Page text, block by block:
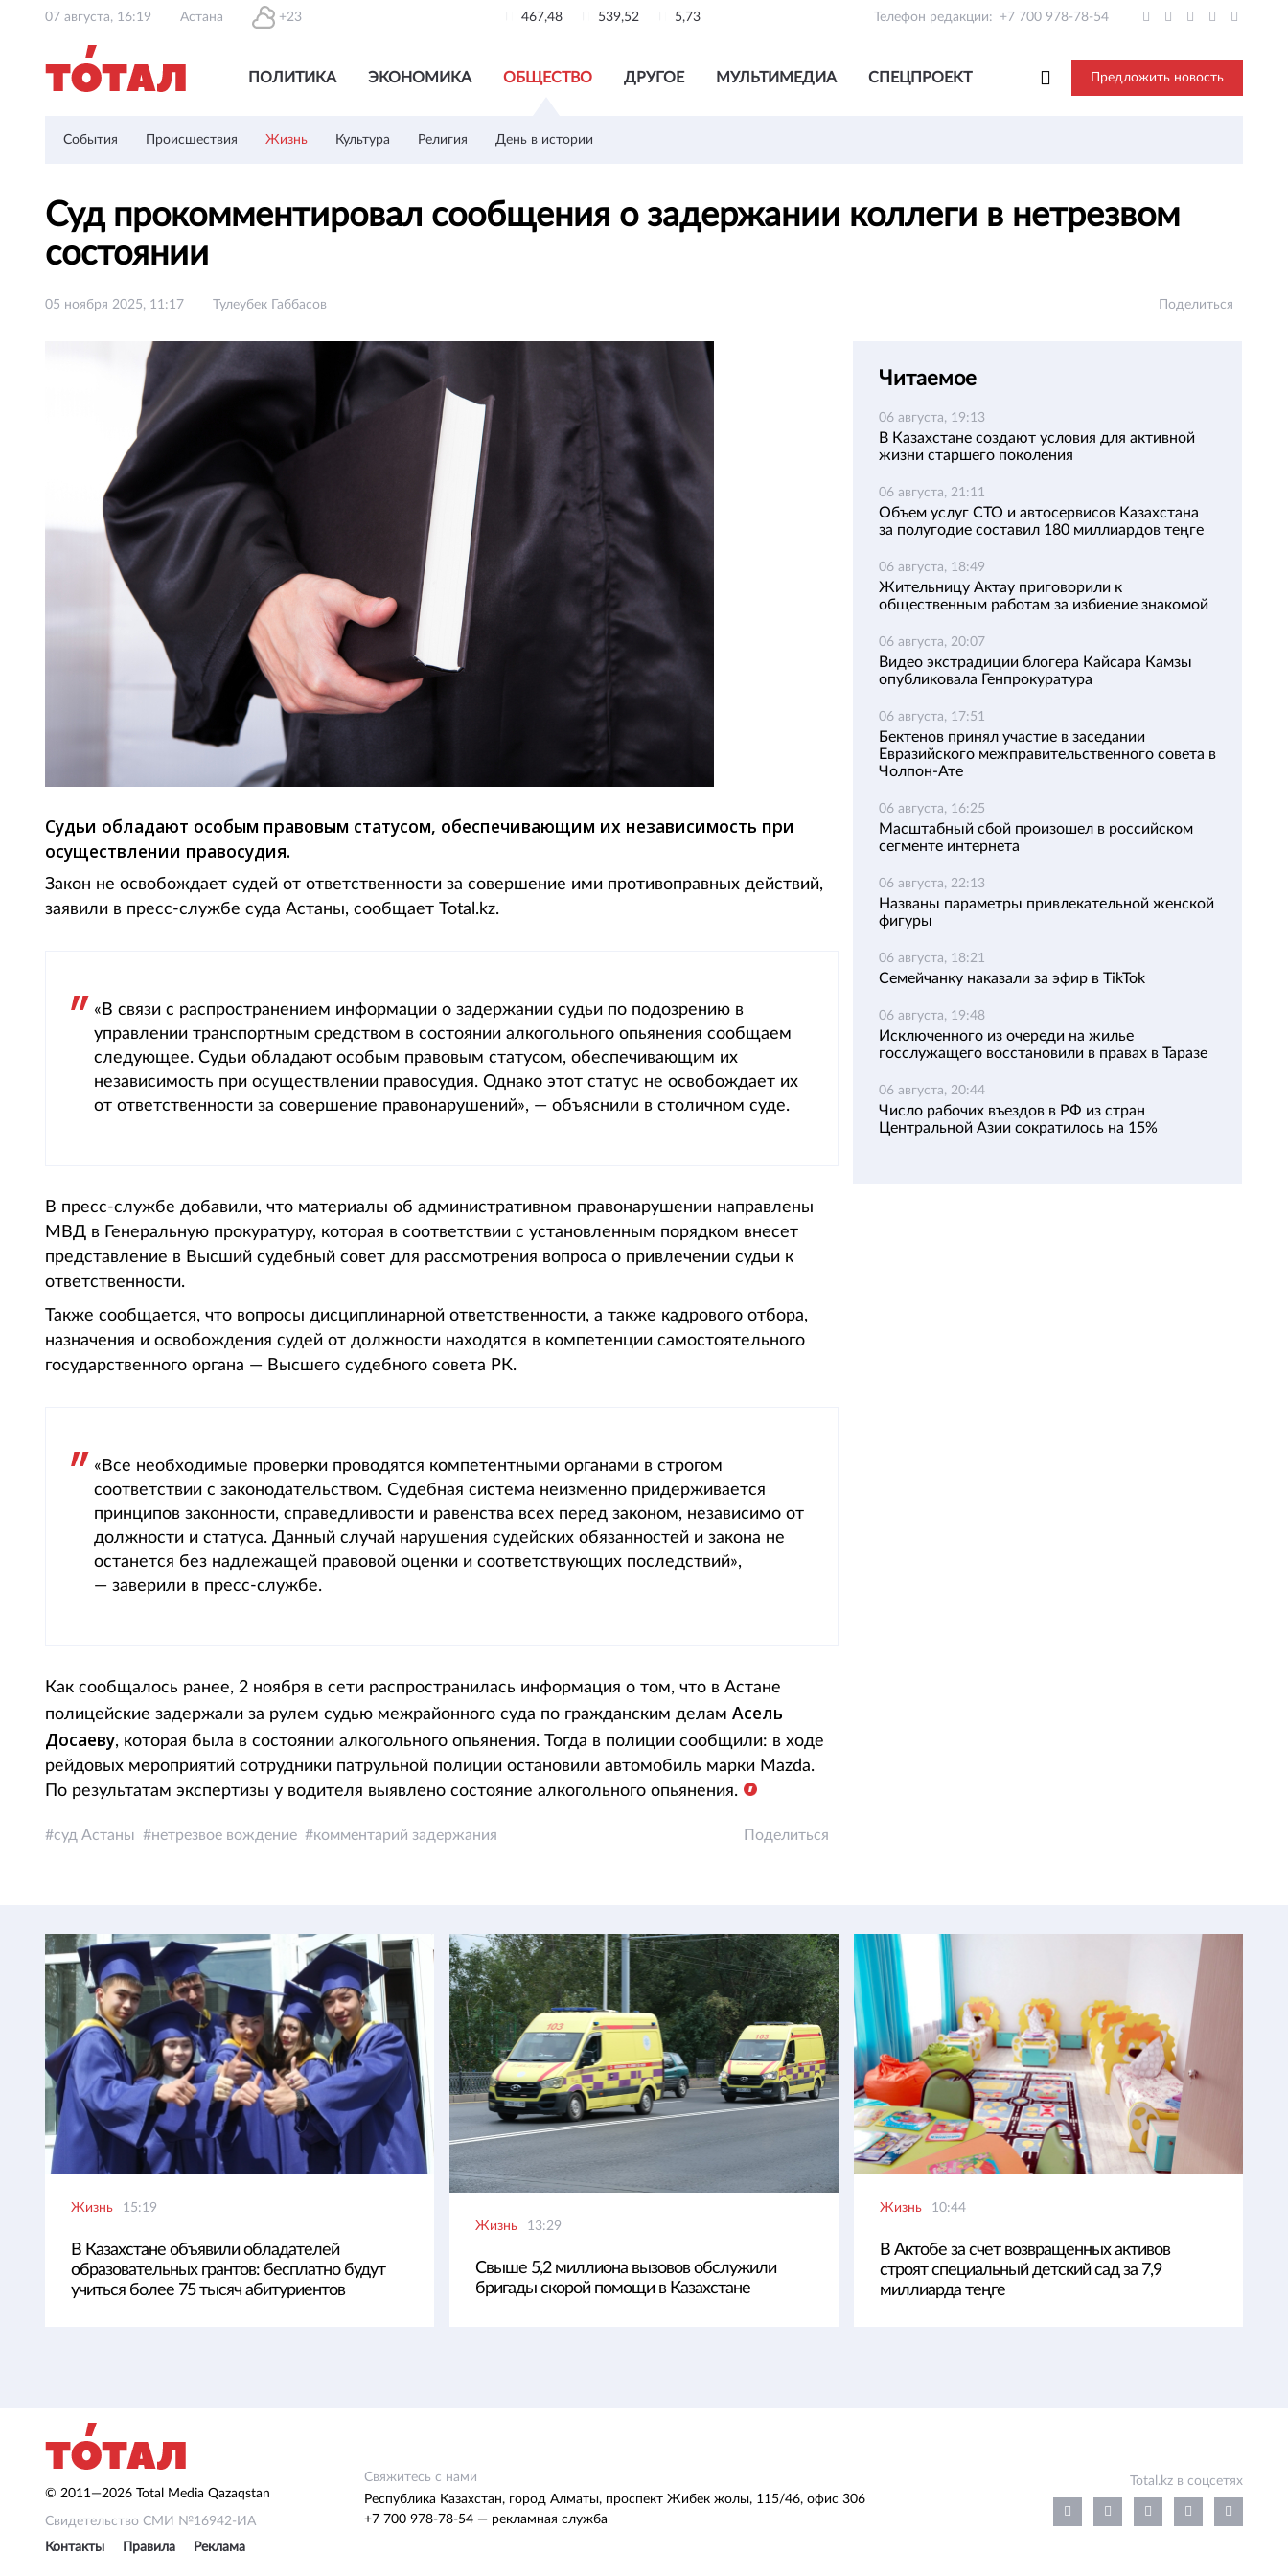
07 августа, 16:19 Астана +23 467,48 539,52 5,73 Телефон редакции: +7 700 978-78-54
ПОЛИТИКА ЭКОНОМИКА ОБЩЕСТВО ДРУГОЕ МУЛЬТИМЕДИА СПЕЦПРОЕКТ Предложить новость
События Происшествия Жизнь Культура Религия День в истории
Суд прокомментировал сообщения о задержании коллеги в нетрезвом
состоянии
05 ноября 2025, 11:17 Тулеубек Габбасов Поделиться
Судьи обладают особым правовым статусом, обеспечивающим их независимость при
осуществлении правосудия.
Закон не освобождает судей от ответственности за совершение ими противоправных действий,
заявили в пресс-службе суда Астаны, сообщает Total.kz.
«В связи с распространением информации о задержании судьи по подозрению в
управлении транспортным средством в состоянии алкогольного опьянения сообщаем
следующее. Судьи обладают особым правовым статусом, обеспечивающим их
независимость при осуществлении правосудия. Однако этот статус не освобождает их
от ответственности за совершение правонарушений», — объяснили в столичном суде.
В пресс-службе добавили, что материалы об административном правонарушении направлены
МВД в Генеральную прокуратуру, которая в соответствии с установленным порядком внесет
представление в Высший судебный совет для рассмотрения вопроса о привлечении судьи к
ответственности.
Также сообщается, что вопросы дисциплинарной ответственности, а также кадрового отбора,
назначения и освобождения судей от должности находятся в компетенции самостоятельного
государственного органа — Высшего судебного совета РК.
«Все необходимые проверки проводятся компетентными органами в строгом
соответствии с законодательством. Судебная система неизменно придерживается
принципов законности, справедливости и равенства всех перед законом, независимо от
должности и статуса. Данный случай нарушения судейских обязанностей и закона не
останется без надлежащей правовой оценки и соответствующих последствий»,
— заверили в пресс-службе.
Как сообщалось ранее, 2 ноября в сети распространилась информация о том, что в Астане
полицейские задержали за рулем судью межрайонного суда по гражданским делам Асель
Досаеву, которая была в состоянии алкогольного опьянения. Тогда в полиции сообщили: в ходе
рейдовых мероприятий сотрудники патрульной полиции остановили автомобиль марки Mazda.
По результатам экспертизы у водителя выявлено состояние алкогольного опьянения.
суд Астаны нетрезвое вождение комментарий задержания Поделиться
Читаемое
06 августа, 19:13
В Казахстане создают условия для активной
жизни старшего поколения
06 августа, 21:11
Объем услуг СТО и автосервисов Казахстана
за полугодие составил 180 миллиардов теңге
06 августа, 18:49
Жительницу Актау приговорили к
общественным работам за избиение знакомой
06 августа, 20:07
Видео экстрадиции блогера Кайсара Камзы
опубликовала Генпрокуратура
06 августа, 17:51
Бектенов принял участие в заседании
Евразийского межправительственного совета в
Чолпон-Ате
06 августа, 16:25
Масштабный сбой произошел в российском
сегменте интернета
06 августа, 22:13
Названы параметры привлекательной женской
фигуры
06 августа, 18:21
Семейчанку наказали за эфир в TikTok
06 августа, 19:48
Исключенного из очереди на жилье
госслужащего восстановили в правах в Таразе
06 августа, 20:44
Число рабочих въездов в РФ из стран
Центральной Азии сократилось на 15%
Жизнь 15:19
В Казахстане объявили обладателей
образовательных грантов: бесплатно будут
учиться более 75 тысяч абитуриентов
Жизнь 13:29
Свыше 5,2 миллиона вызовов обслужили
бригады скорой помощи в Казахстане
Жизнь 10:44
В Актобе за счет возвращенных активов
строят специальный детский сад за 7,9
миллиарда теңге
© 2011—2026 Total Media Qazaqstan
Свидетельство СМИ №16942-ИА
Контакты
Правила Реклама
Свяжитесь с нами
Республика Казахстан, город Алматы, проспект Жибек жолы, 115/46, офис 306
+7 700 978-78-54 — рекламная служба
Total.kz в соцсетях